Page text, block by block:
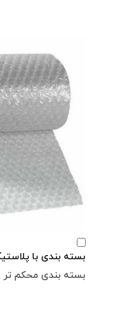
بسته بندی با
بسته بندی محکم تر